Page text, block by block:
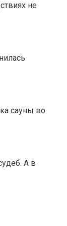
не
сауны во
А в